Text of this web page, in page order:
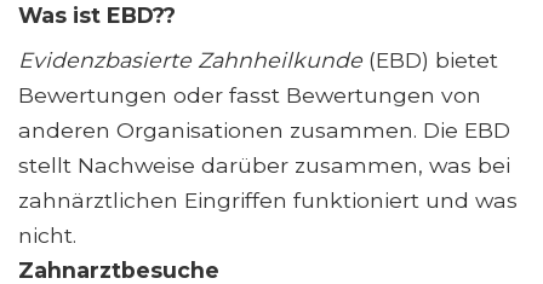
Was ist EBD??
Evidenzbasierte Zahnheilkunde (EBD) bietet
Bewertungen oder fasst Bewertungen von
anderen Organisationen zusammen. Die EBD
stellt Nachweise darüber zusammen, was bei
zahnärztlichen Eingriffen funktioniert und was
nicht.
Zahnarztbesuche